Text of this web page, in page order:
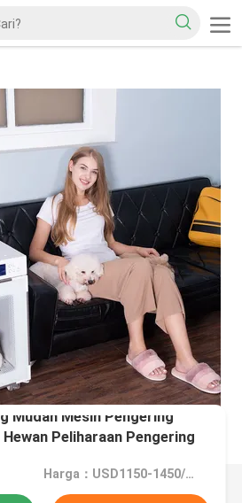
Mudah Mesin Pengering
Peliharaan Pengering
Harga：USD1150-1450/pc